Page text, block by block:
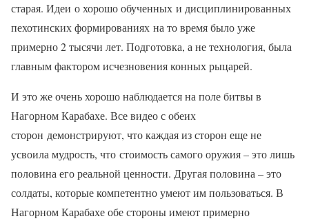
старая. Идеи о хорошо обученных и дисциплинированных
пехотинских формированиях на то время было уже
примерно 2 тысячи лет. Подготовка, а не технология, была
главным фактором исчезновения конных рыцарей.
И это же очень хорошо наблюдается на поле битвы в
Нагорном Карабахе. Все видео с обеих
сторон демонстрируют, что каждая из сторон еще не
усвоила мудрость, что стоимость самого оружия – это лишь
половина его реальной ценности. Другая половина – это
солдаты, которые компетентно умеют им пользоваться. В
Нагорном Карабахе обе стороны имеют примерно